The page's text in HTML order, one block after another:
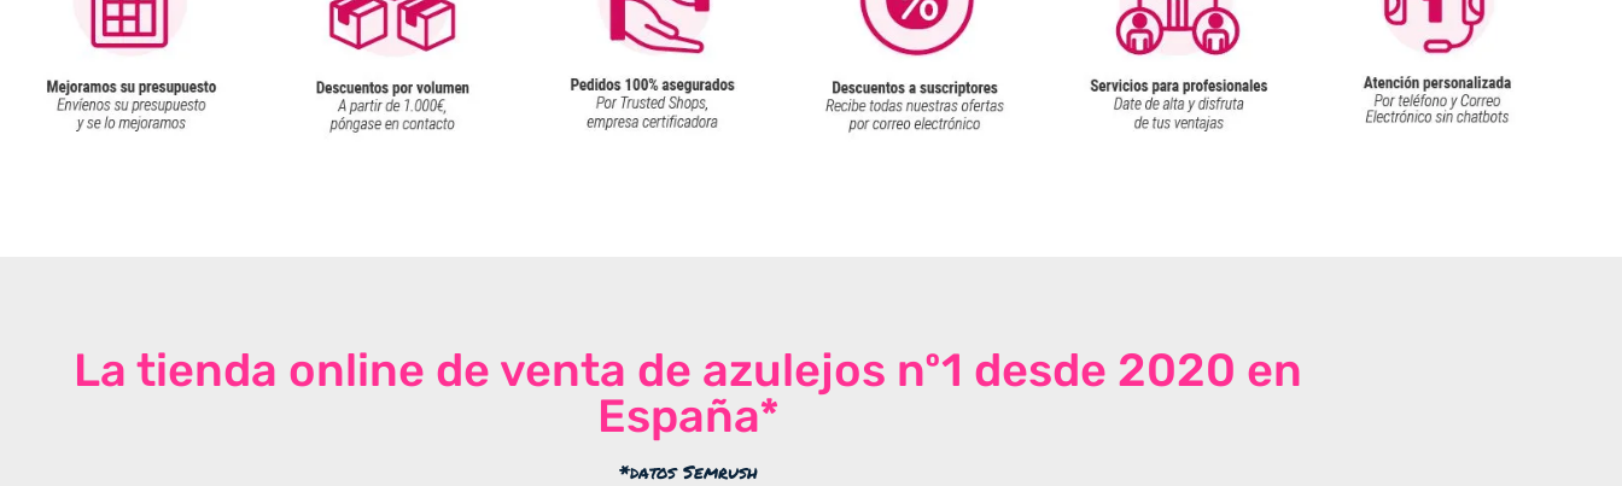
La tienda online de venta de azulejos nº1 desde 2020 en
España*
*datos Semrush